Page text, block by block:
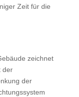
Zeit für die
zeichnet
der
der